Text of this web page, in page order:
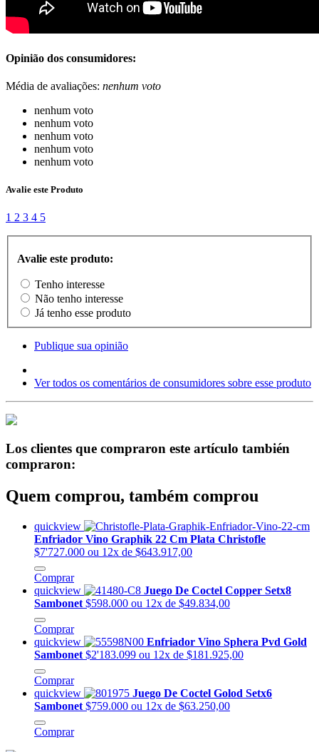
Opinião dos consumidores:
Média de avaliações: nenhum voto
nenhum voto
nenhum voto
nenhum voto
nenhum voto
nenhum voto
Avalie este Produto
1 2 3 4 5
Avalie este produto:
Tenho interesse
Não tenho interesse
Já tenho esse produto
Publique sua opinião
Ver todos os comentários de consumidores sobre esse produto
Los clientes que compraron este artículo también
compraron:
Quem comprou, também comprou
quickview
Enfriador Vino Graphik 22 Cm Plata Christofle
$7'727.000 ou 12x de $643.917,00
Comprar
quickview
Juego De Coctel Copper Setx8
Sambonet $598.000 ou 12x de $49.834,00
Comprar
quickview
Enfriador Vino Sphera Pvd Gold
Sambonet $2'183.099 ou 12x de $181.925,00
Comprar
quickview
Juego De Coctel Golod Setx6
Sambonet $759.000 ou 12x de $63.250,00
Comprar